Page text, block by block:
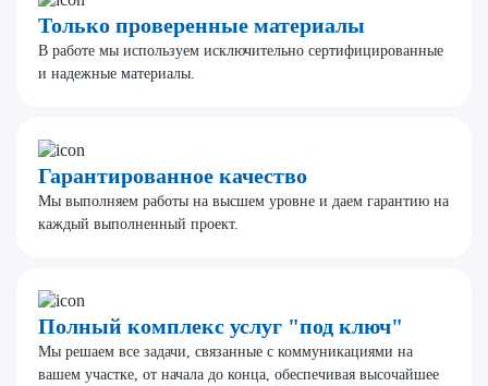
Только проверенные материалы
В работе мы используем исключительно сертифицированные
и надежные материалы.
Гарантированное качество
Мы выполняем работы на высшем уровне и даем гарантию на
каждый выполненный проект.
Полный комплекс услуг "под ключ"
Мы решаем все задачи, связанные с коммуникациями на
вашем участке, от начала до конца, обеспечивая высочайшее